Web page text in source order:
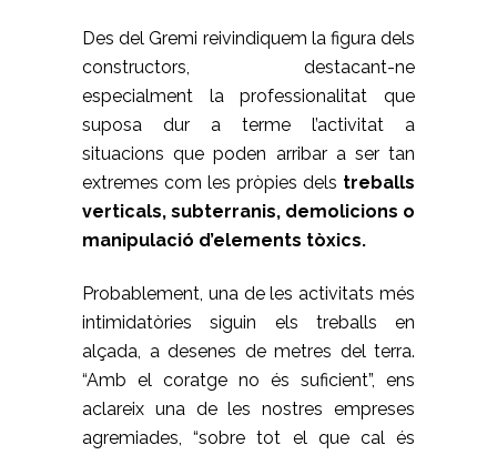
Des del Gremi reivindiquem la figura dels
constructors, destacant-ne
especialment la professionalitat que
suposa dur a terme l’activitat a
situacions que poden arribar a ser tan
extremes com les pròpies dels treballs
verticals, subterranis, demolicions o
manipulació d’elements tòxics.
Probablement, una de les activitats més
intimidatòries siguin els treballs en
alçada, a desenes de metres del terra.
“Amb el coratge no és suficient”, ens
aclareix una de les nostres empreses
agremiades, “sobre tot el que cal és